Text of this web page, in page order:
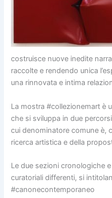
costruisce nuove inedite
raccolte e rendendo unica
una rinnovata e intima
La mostra #collezionemart è
che si sviluppa in due
cui denominatore comune è,
ricerca artistica e della
Le due sezioni cronologiche
curatoriali differenti, si
#canonecontemporaneo